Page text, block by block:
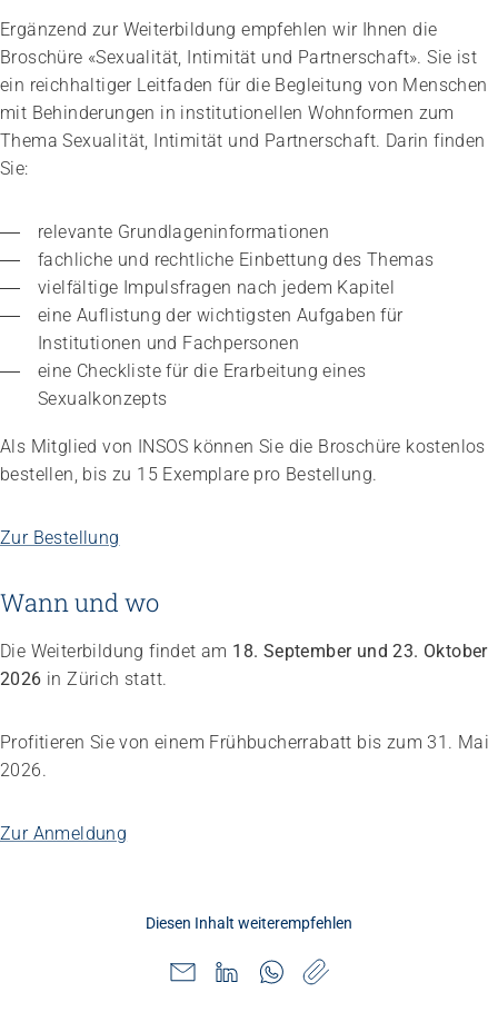
Impuls
Umgang mit verhaltensbezogenen und
psychologischen Symptomen bei Menschen mit
Demenz
20.08.2026
Ergänzend zur Weiterbildung empfehlen wir Ihnen die
Broschüre «Sexualität, Intimität und Partnerschaft». Sie ist
ein reichhaltiger Leitfaden für die Begleitung von Menschen
mit Behinderungen in institutionellen Wohnformen zum
Thema Sexualität, Intimität und Partnerschaft. Darin finden
Sie:
relevante Grundlageninformationen
fachliche und rechtliche Einbettung des Themas
vielfältige Impulsfragen nach jedem Kapitel
eine Auflistung der wichtigsten Aufgaben für
Institutionen und Fachpersonen
eine Checkliste für die Erarbeitung eines
Sexualkonzepts
Als Mitglied von INSOS können Sie die Broschüre kostenlos
bestellen, bis zu 15 Exemplare pro Bestellung.
Zur Bestellung
Wann und wo
Die Weiterbildung findet am 18. September und 23. Oktober
2026 in Zürich statt.
Profitieren Sie von einem Frühbucherrabatt bis zum 31. Mai
2026.
Zur Anmeldung
Diesen Inhalt weiterempfehlen